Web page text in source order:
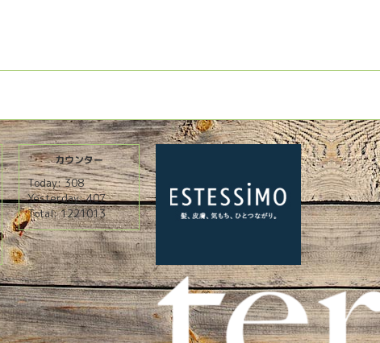
カウンター
Today:308
Yesterday:407
Total:1221013